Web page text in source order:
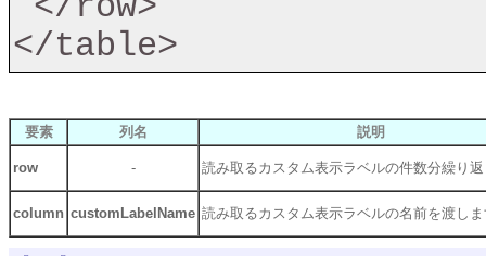
</table>
要素 列名 説明
row - 読み取るカスタム表示ラベルの件数分繰り
column customLabelName 読み取るカスタム表示ラベルの名前を渡し